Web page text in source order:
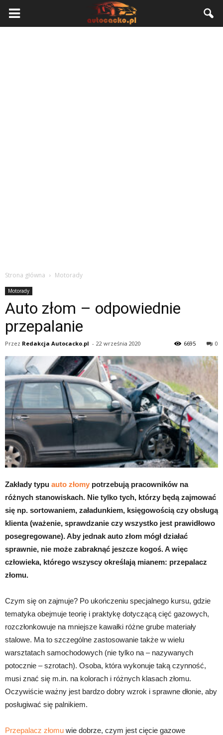
Strona główna Motorady
Motorady
Auto złom – odpowiednie
przepalanie
Przez Redakcja Autocacko.pl - 22 września 2020 0
6695
Zakłady typu auto złomy potrzebują pracowników na
różnych stanowiskach. Nie tylko tych, którzy będą zajmować
się np. sortowaniem, załadunkiem, księgowością czy obsługą
klienta (ważenie, sprawdzanie czy wszystko jest prawidłowo
posegregowane). Aby jednak auto złom mógł działać
sprawnie, nie może zabraknąć jeszcze kogoś. A więc
człowieka, którego wszyscy określają mianem: przepalacz
złomu.
Czym się on zajmuje? Po ukończeniu specjalnego kursu, gdzie
tematyka obejmuje teorię i praktykę dotyczącą cięć gazowych,
rozczłonkowuje na mniejsze kawałki różne grube materiały
stalowe. Ma to szczególne zastosowanie także w wielu
warsztatach samochodowych (nie tylko na – nazywanych
potocznie – szrotach). Osoba, która wykonuje taką czynność,
musi znać się m.in. na kolorach i różnych klasach złomu.
Oczywiście ważny jest bardzo dobry wzrok i sprawne dłonie, aby
posługiwać się palnikiem.
Przepalacz złomu wie dobrze, czym jest cięcie gazowe